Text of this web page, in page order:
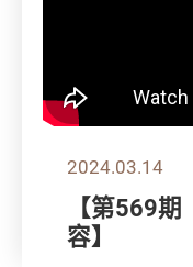
2024.03.14
【第569
容】